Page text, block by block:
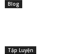
Blog
Tập Luyện